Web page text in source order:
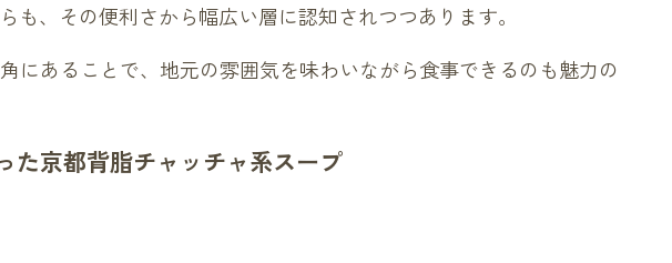
も、その便利さから幅広い層に認知されつつあります。
にあることで、地元の雰囲気を味わいながら食事できるのも魅力の
た京都背脂チャッチャ系スープ